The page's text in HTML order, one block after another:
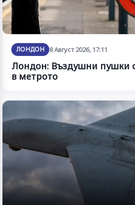
ЛОНДОН 8 Август 2026, 17:11
Лондон: Въздушни пушки
в метрото